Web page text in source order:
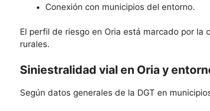
Conexión con municipios del entorno.
El perfil de riesgo en Oria está marcado por
rurales.
Siniestralidad vial en Oria y
Según datos generales de la DGT en